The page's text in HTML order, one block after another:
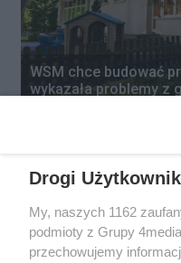
WSM chce budować
wykazała problemy z
Drogi
My, naszych 1162
podmioty z Grupy
przechowujemy